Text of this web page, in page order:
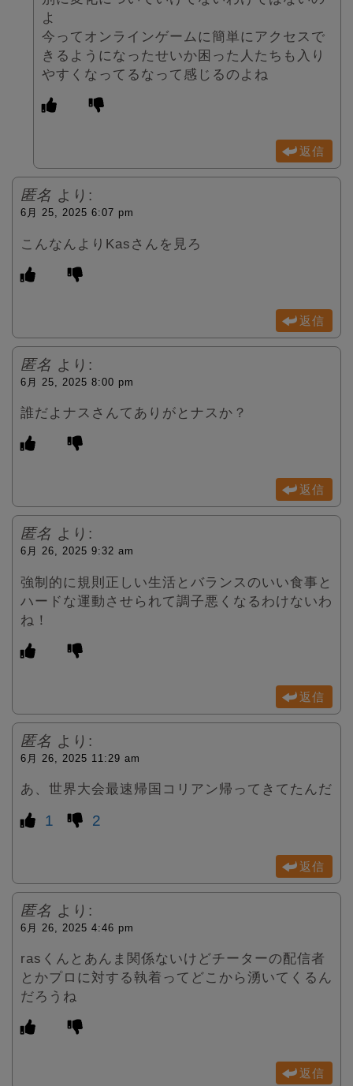
よ
今ってオンラインゲームに簡単にアクセスで
きるようになったせいか困った人たちも入り
やすくなってるなって感じるのよね
返信
匿名 より:
6月 25, 2025 6:07 pm
こんなんよりKasさんを見ろ
返信
匿名 より:
6月 25, 2025 8:00 pm
誰だよナスさんてありがとナスか？
返信
匿名 より:
6月 26, 2025 9:32 am
強制的に規則正しい生活とバランスのいい食事と
ハードな運動させられて調子悪くなるわけないわ
ね！
返信
匿名 より:
6月 26, 2025 11:29 am
あ、世界大会最速帰国コリアン帰ってきてたんだ
1 2
返信
匿名 より:
6月 26, 2025 4:46 pm
rasくんとあんま関係ないけどチーターの配信者
とかプロに対する執着ってどこから湧いてくるん
だろうね
返信